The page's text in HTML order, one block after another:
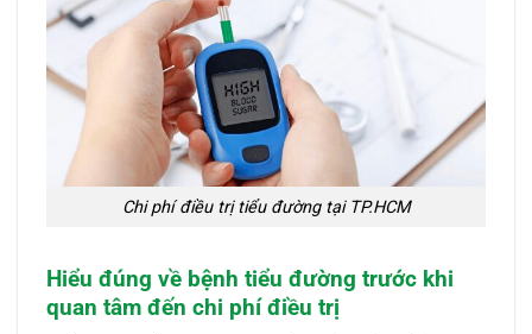
Chi phí điều trị tiểu đường tại TP.HCM
Hiểu đúng về bệnh tiểu đường trước khi
quan tâm đến chi phí điều trị